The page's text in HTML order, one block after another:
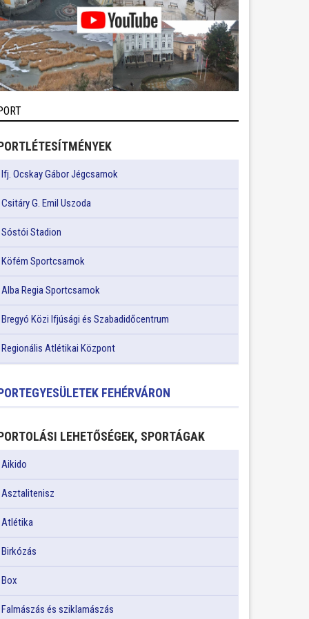
Ifj. Ocskay Gábor Jégcsarnok
Csitáry G. Emil Uszoda
Sóstói Stadion
Köfém Sportcsarnok
Alba Regia Sportcsarnok
Bregyó Közi Ifjúsági és Szabadidőcentrum
Regionális Atlétikai Központ
FEHÉRVÁRON
LEHETŐSÉGEK, SPORTÁGAK
Aikido
Asztalitenisz
Atlétika
Birkózás
Box
Falmászás és sziklamászás